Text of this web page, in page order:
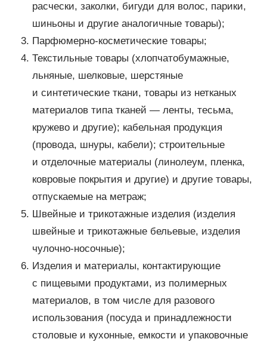
расчески, заколки, бигуди для волос, парики,
шиньоны и другие аналогичные товары);
Парфюмерно-косметические товары;
Текстильные товары (хлопчатобумажные,
льняные, шелковые, шерстяные
и синтетические ткани, товары из нетканых
материалов типа тканей — ленты, тесьма,
кружево и другие); кабельная продукция
(провода, шнуры, кабели); строительные
и отделочные материалы (линолеум, пленка,
ковровые покрытия и другие) и другие товары,
отпускаемые на метраж;
Швейные и трикотажные изделия (изделия
швейные и трикотажные бельевые, изделия
чулочно-носочные);
Изделия и материалы, контактирующие
с пищевыми продуктами, из полимерных
материалов, в том числе для разового
использования (посуда и принадлежности
столовые и кухонные, емкости и упаковочные